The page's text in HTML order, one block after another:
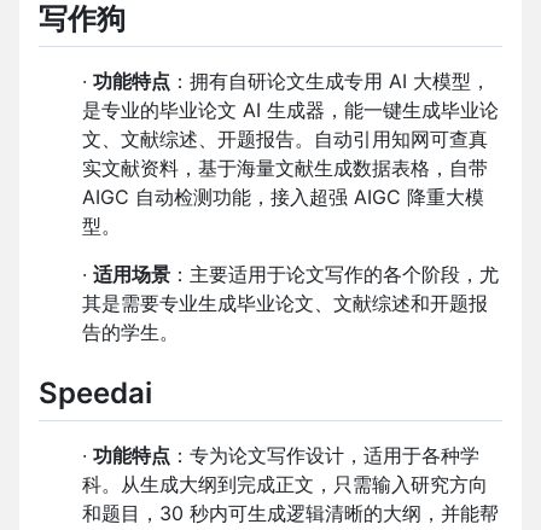
写作狗
· 功能特点 ：拥有自研论文生成专用 AI 大模型，
是专业的毕业论文 AI 生成器，能一键生成毕业论
文、文献综述、开题报告。自动引用知网可查真
实文献资料，基于海量文献生成数据表格，自带
AIGC 自动检测功能，接入超强 AIGC 降重大模
型。
· 适用场景 ：主要适用于论文写作的各个阶段，尤
其是需要专业生成毕业论文、文献综述和开题报
告的学生。
Speedai
· 功能特点 ：专为论文写作设计，适用于各种学
科。从生成大纲到完成正文，只需输入研究方向
和题目，30 秒内可生成逻辑清晰的大纲，并能帮